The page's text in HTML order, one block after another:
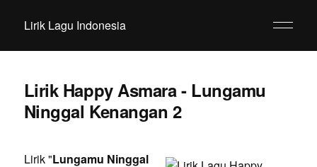
Lirik Lagu Indonesia
Lirik Happy Asmara - Lungamu
Ninggal Kenangan 2
Lirik "Lungamu Ninggal